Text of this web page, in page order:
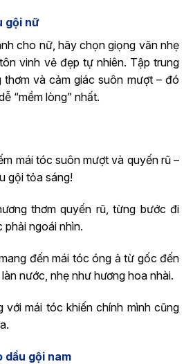
gội nữ
cho nữ, hãy chọn giọng văn nhẹ
vinh vẻ đẹp tự nhiên. Tập trung
và cảm giác suôn mượt – đó
“mềm lòng” nhất.
mái tóc suôn mượt và quyến rũ –
gội tỏa sáng!
thơm quyến rũ, từng bước đi
phải ngoái nhìn.
đến mái tóc óng ả từ gốc đến
nước, nhẹ như hương hoa nhài.
với mái tóc khiến chính mình cũng
dầu gội nam